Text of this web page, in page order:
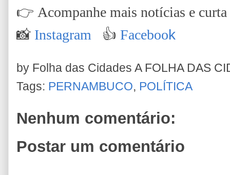
👉 Acompanhe mais notícias e curta
📸 Instagram 👍 Facebook
by Folha das Cidades A FOLHA DAS
Tags: PERNAMBUCO, POLÍTICA
Nenhum comentário:
Postar um comentário